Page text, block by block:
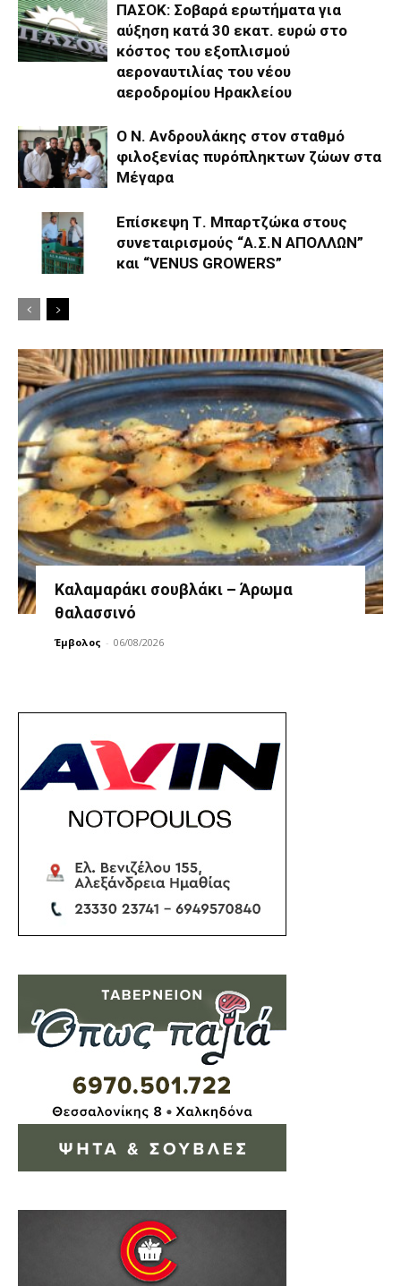
ΠΑΣΟΚ: Σοβαρά ερωτήματα για
αύξηση κατά 30 εκατ. ευρώ στο
κόστος του εξοπλισμού
αεροναυτιλίας του νέου
αεροδρομίου Ηρακλείου
Ο Ν. Ανδρουλάκης στον σταθμό
φιλοξενίας πυρόπληκτων ζώων στα
Μέγαρα
Επίσκεψη Τ. Μπαρτζώκα στους
συνεταιρισμούς “Α.Σ.Ν ΑΠΟΛΛΩΝ”
και “VENUS GROWERS”
Καλαμαράκι σουβλάκι – Άρωμα
θαλασσινό
Έμβολος - 06/08/2026